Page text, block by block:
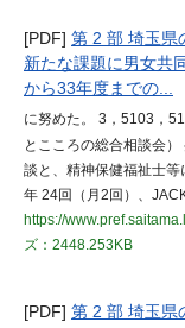
[PDF] 第 2 部 埼玉県
新たな課題に男女共
から33年度までの...
に努めた。 3，5103，
とこころの総合相談会
談と、精神保健福祉士
年 24回（月2回）、
https://
ズ：2448.253KB
[PDF] 第 2 部 埼玉県